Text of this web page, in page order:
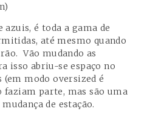
azuis, é toda a gama de
até mesmo quando
Vão mudando as
isso abriu-se espaço no
modo oversized é
faziam parte, mas são uma
de estação.